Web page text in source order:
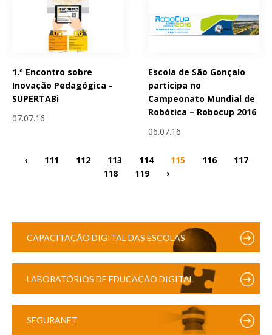
1.º Encontro sobre
Inovação Pedagógica -
SUPERTABi
07.07.16
Escola de São Gonçalo
participa no
Campeonato Mundial de
Robótica – Robocup 2016
06.07.16
‹ 111 112 113 114 115 116
117
118
119 ›
CAPACITAÇÃO DIGITAL DAS ESCOLAS
LABORATÓRIOS DE EDUCAÇÃO DIGITAL
SEGURANET